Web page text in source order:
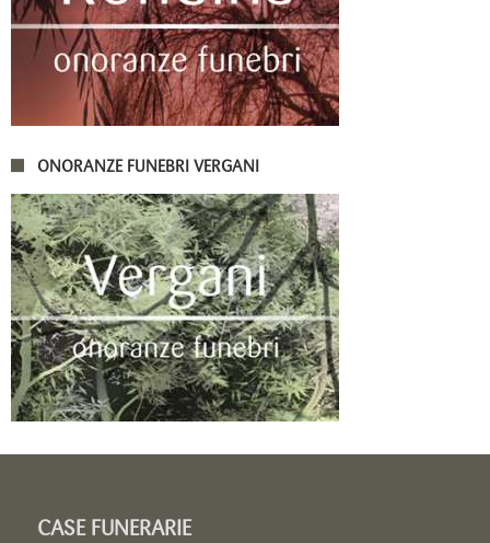
ONORANZE FUNEBRI VERGANI
CASE FUNERARIE